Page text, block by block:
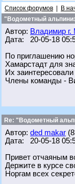
Список форумов В
"Водометный
Автор: Владимир
Дата: 20-05-18
По приглашению
Хамарстадт для
Их
Члены команды -
Re: "Водометный
Автор: ded makar
Дата: 20-05-18
Привет отчаяным
Держите в курсе
Норгам всех